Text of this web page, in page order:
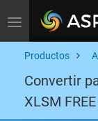
Toggle navigation
Productos
Convertir
XLSM